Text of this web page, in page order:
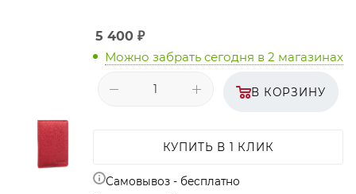
5 400 ₽
Можно забрать сегодня в 2 магазинах
В КОРЗИНУ
КУПИТЬ В 1 КЛИК
Самовывоз - бесплатно